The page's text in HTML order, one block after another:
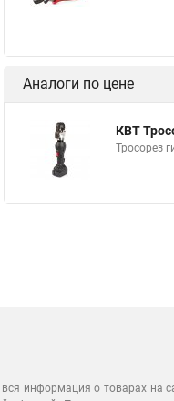
Аналоги по цене
КВТ
Тросорез
информация о товарах на